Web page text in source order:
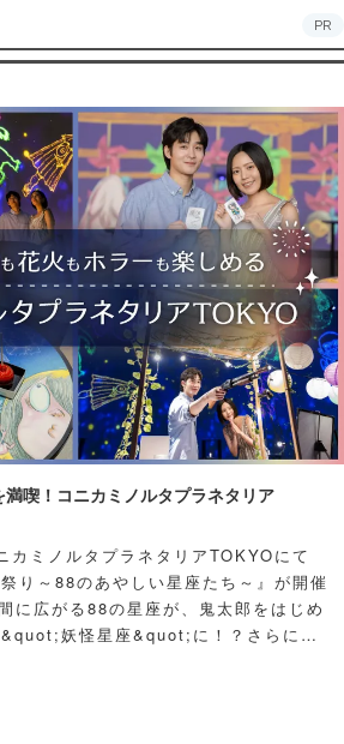
PR
喫！コニカミノルタプラネタリア
カミノルタプラネタリアTOKYOにて
り～88のあやしい星座たち～』が開催
に広がる88の星座が、鬼太郎をはじめ
妖怪星座&quot;に！？さらに例